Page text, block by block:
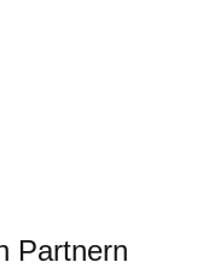
Partnern